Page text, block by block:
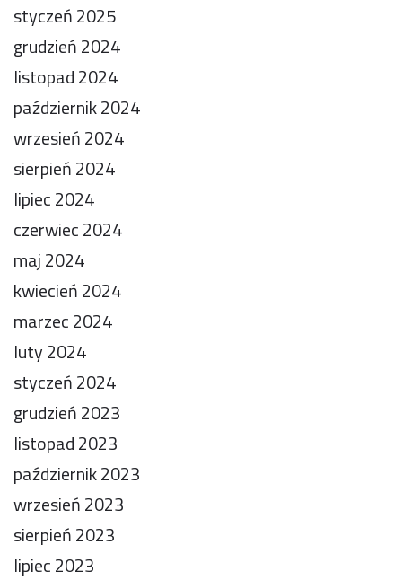
styczeń 2025
grudzień 2024
listopad 2024
październik 2024
wrzesień 2024
sierpień 2024
lipiec 2024
czerwiec 2024
maj 2024
kwiecień 2024
marzec 2024
luty 2024
styczeń 2024
grudzień 2023
listopad 2023
październik 2023
wrzesień 2023
sierpień 2023
lipiec 2023